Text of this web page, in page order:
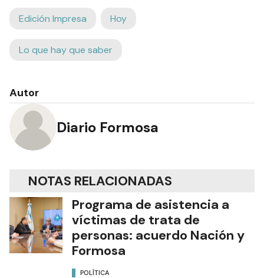
Edición Impresa Hoy
Lo que hay que saber
Autor
Diario Formosa
NOTAS RELACIONADAS
Programa de asistencia a
víctimas de trata de
personas: acuerdo Nación y
Formosa
POLÍTICA